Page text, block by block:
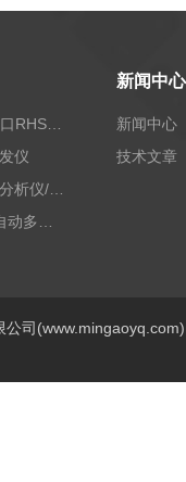
RHS英国进口RHS植物标准比色卡
仪
进口乳成份分析仪/乳品分析仪
新闻中心
新闻中心
技术文章
司